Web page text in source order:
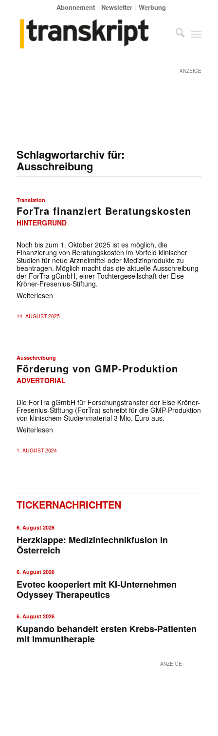
Abonnement Newsletter Werbung
ANZEIGE
Schlagwortarchiv für:
Ausschreibung
Translation
ForTra finanziert Beratungskosten
HINTERGRUND
Noch bis zum 1. Oktober 2025 ist es möglich, die
Finanzierung von Beratungskosten im Vorfeld klinischer
Studien für neue Arzneimittel oder Medizinprodukte zu
beantragen. Möglich macht das die aktuelle Ausschreibung
der ForTra gGmbH, einer Tochtergesellschaft der Else
Kröner-Fresenius-Stiftung.
Weiterlesen
14. AUGUST 2025
Ausschreibung
Förderung von GMP-Produktion
ADVERTORIAL
Die ForTra gGmbH für Forschungstransfer der Else Kröner-
Fresenius-Stiftung (ForTra) schreibt für die GMP-Produktion
von klinischem Studienmaterial 3 Mio. Euro aus.
Weiterlesen
1. AUGUST 2024
TICKERNACHRICHTEN
6. August 2026
Herzklappe: Medizintechnikfusion in
Österreich
6. August 2026
Evotec kooperiert mit KI-Unternehmen
Odyssey Therapeutics
6. August 2026
Kupando behandelt ersten Krebs-Patienten
mit Immuntherapie
ANZEIGE